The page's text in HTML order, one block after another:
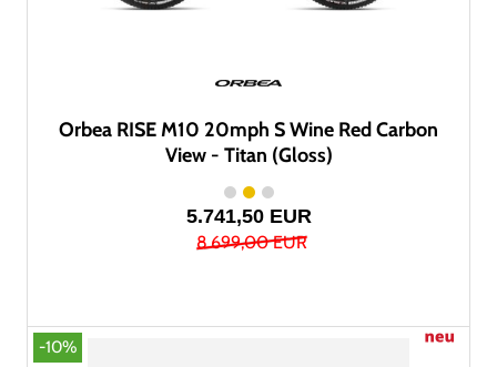
Orbea RISE M10 20mph S Wine Red Carbon
View - Titan (Gloss)
5.741,50 EUR
8.699,00 EUR
-10%